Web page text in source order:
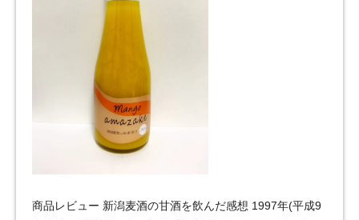
商品レビュー 新潟麦酒の甘酒を飲んだ感想 1997年(平成9